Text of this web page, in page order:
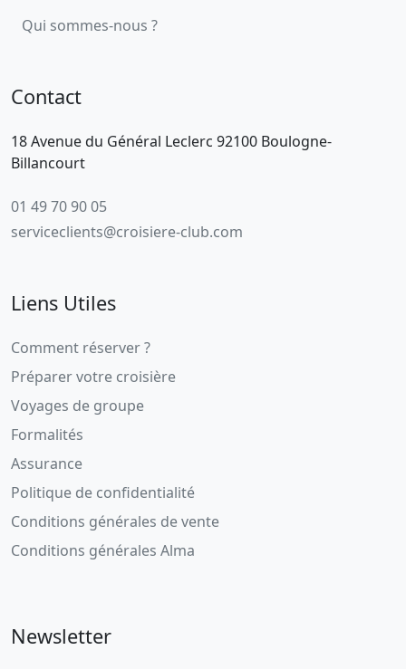
Qui sommes-nous ?
Contact
18 Avenue du Général Leclerc 92100 Boulogne-
Billancourt
01 49 70 90 05
serviceclients@croisiere-club.com
Liens Utiles
Comment réserver ?
Préparer votre croisière
Voyages de groupe
Formalités
Assurance
Politique de confidentialité
Conditions générales de vente
Conditions générales Alma
Newsletter